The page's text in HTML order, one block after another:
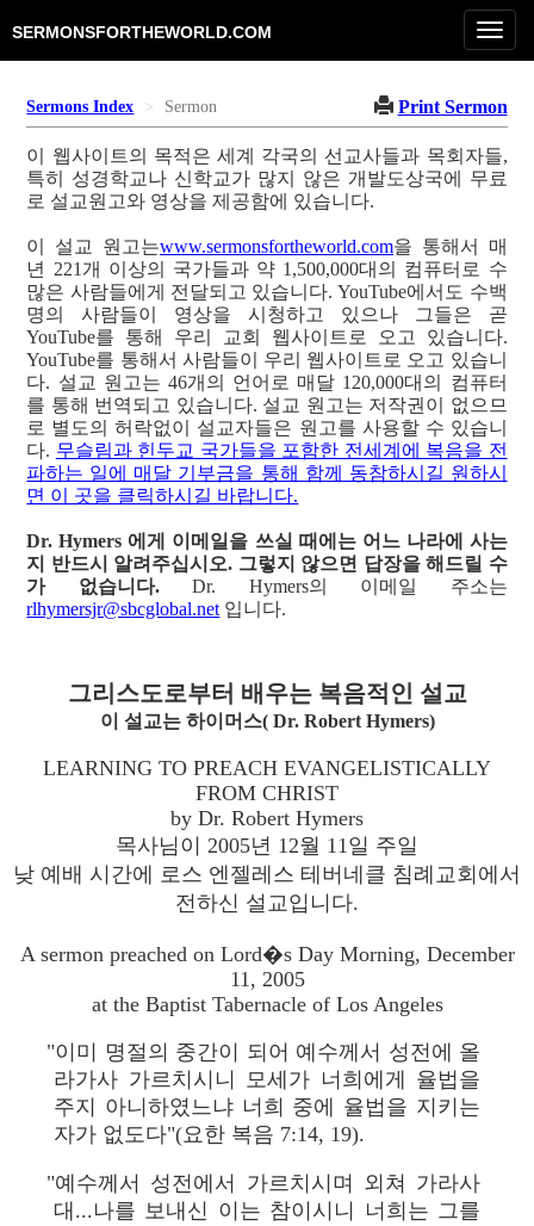
SERMONSFORTHEWORLD.COM
Sermons Index Sermon Print Sermon
이 웹사이트의 목적은 세계 각국의 선교사들과 목회자들,
특히 성경학교나 신학교가 많지 않은 개발도상국에 무료
로 설교원고와 영상을 제공함에 있습니다.
이 설교 원고는www.sermonsfortheworld.com을 통해서 매
년 221개 이상의 국가들과 약 1,500,000대의 컴퓨터로 수
많은 사람들에게 전달되고 있습니다. YouTube에서도 수백
명의 사람들이 영상을 시청하고 있으나 그들은 곧
YouTube를 통해 우리 교회 웹사이트로 오고 있습니다.
YouTube를 통해서 사람들이 우리 웹사이트로 오고 있습니
다. 설교 원고는 46개의 언어로 매달 120,000대의 컴퓨터
를 통해 번역되고 있습니다. 설교 원고는 저작권이 없으므
로 별도의 허락없이 설교자들은 원고를 사용할 수 있습니
다. 무슬림과 힌두교 국가들을 포함한 전세계에 복음을 전
파하는 일에 매달 기부금을 통해 함께 동참하시길 원하시
면 이 곳을 클릭하시길 바랍니다.
Dr. Hymers 에게 이메일을 쓰실 때에는 어느 나라에 사는
지 반드시 알려주십시오. 그렇지 않으면 답장을 해드릴 수
가 없습니다.Dr. Hymers의 이메일 주소는
rlhymersjr@sbcglobal.net 입니다.
그리스도로부터 배우는 복음적인 설교
이 설교는 하이머스( Dr. Robert Hymers)
LEARNING TO PREACH EVANGELISTICALLY
FROM CHRIST
by Dr. Robert Hymers
목사님이 2005년 12월 11일 주일
낮 예배 시간에 로스 엔젤레스 테버네클 침례교회에서
전하신 설교입니다.
A sermon preached on Lord�s Day Morning, December
11, 2005
at the Baptist Tabernacle of Los Angeles
"이미 명절의 중간이 되어 예수께서 성전에 올
라가사 가르치시니 모세가 너희에게 율법을
주지 아니하였느냐 너희 중에 율법을 지키는
자가 없도다"(요한 복음 7:14, 19).
"예수께서 성전에서 가르치시며 외쳐 가라사
대...나를 보내신 이는 참이시니 너희는 그를